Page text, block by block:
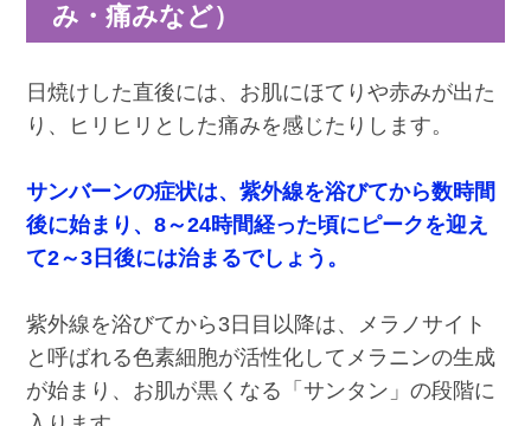
み・痛みなど）
日焼けした直後には、お肌にほてりや赤みが出た
り、ヒリヒリとした痛みを感じたりします。
サンバーンの症状は、紫外線を浴びてから数時間
後に始まり、8～24時間経った頃にピークを迎え
て2～3日後には治まるでしょう。
紫外線を浴びてから3日目以降は、メラノサイト
と呼ばれる色素細胞が活性化してメラニンの生成
が始まり、お肌が黒くなる「サンタン」の段階に